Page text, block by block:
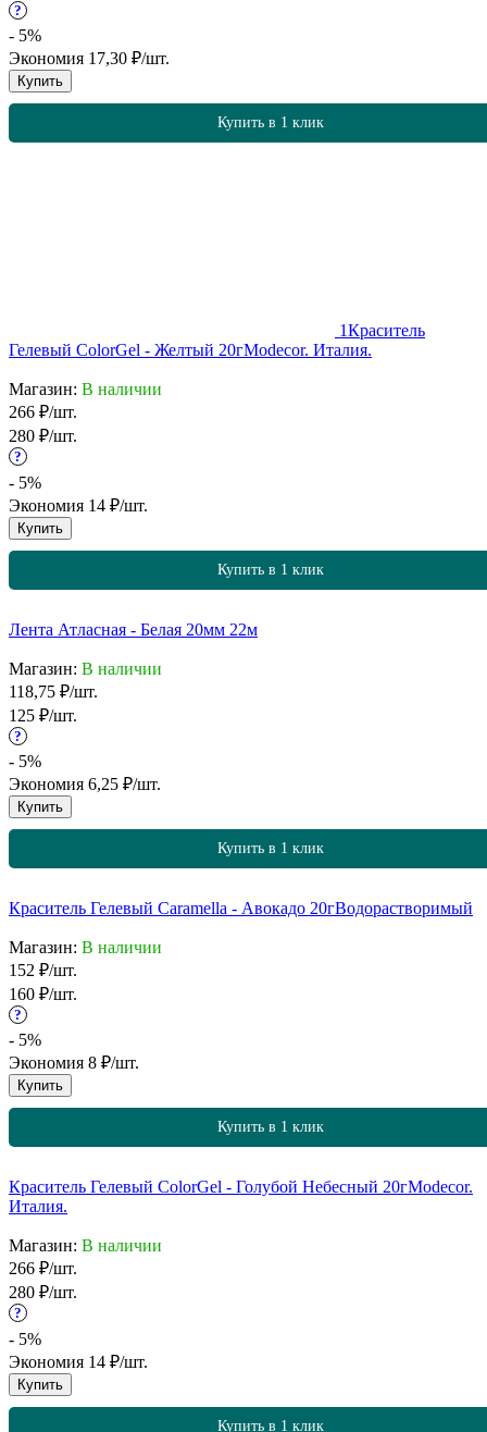
?
- 5%
Экономия 17,30 ₽/шт.
Купить
Купить в 1 клик
1Краситель
Гелевый ColorGel - Желтый 20гModecor. Италия.
Магазин: В наличии
266 ₽/шт.
280 ₽/шт.
?
- 5%
Экономия 14 ₽/шт.
Купить
Купить в 1 клик
Лента Атласная - Белая 20мм 22м
Магазин: В наличии
118,75 ₽/шт.
125 ₽/шт.
?
- 5%
Экономия 6,25 ₽/шт.
Купить
Купить в 1 клик
Краситель Гелевый Caramella - Авокадо 20гВодорастворимый
Магазин: В наличии
152 ₽/шт.
160 ₽/шт.
?
- 5%
Экономия 8 ₽/шт.
Купить
Купить в 1 клик
Краситель Гелевый ColorGel - Голубой Небесный 20гModecor.
Италия.
Магазин: В наличии
266 ₽/шт.
280 ₽/шт.
?
- 5%
Экономия 14 ₽/шт.
Купить
Купить в 1 клик